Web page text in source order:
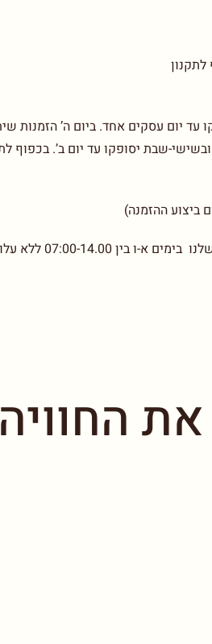
07:00-14.00 ללא עלות.
החוויה